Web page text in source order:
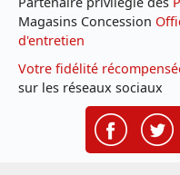
Magasins Concession
d'entretien
Votre fidélité
sur les réseaux sociaux